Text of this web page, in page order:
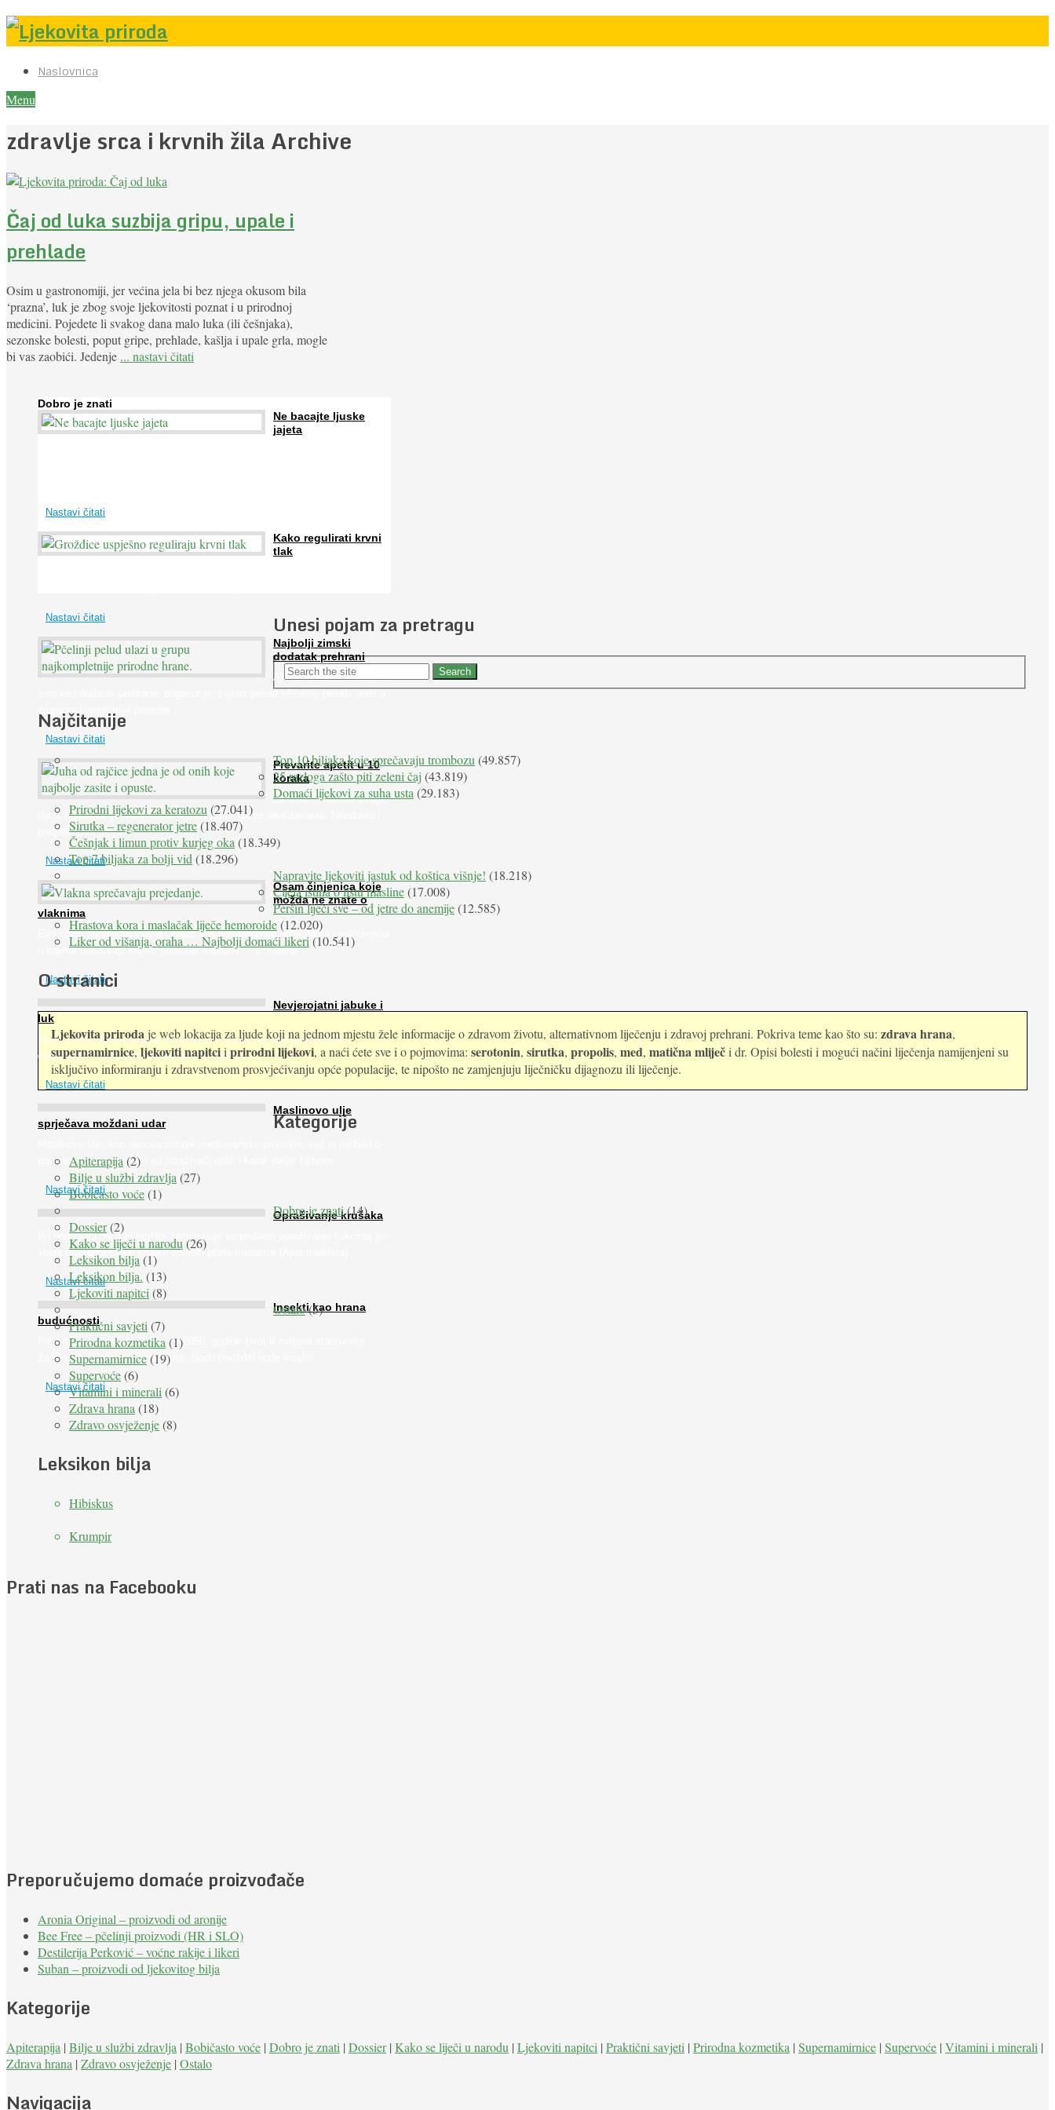
Naslovnica
Menu
zdravlje srca i krvnih žila Archive
Čaj od luka suzbija gripu, upale i
prehlade
Osim u gastronomiji, jer većina jela bi bez njega okusom bila
‘prazna’, luk je zbog svoje ljekovitosti poznat i u prirodnoj
medicini. Pojedete li svakog dana malo luka (ili češnjaka),
sezonske bolesti, poput gripe, prehlade, kašlja i upale grla, mogle
bi vas zaobići. Jedenje ... nastavi čitati
Dobro je znati
Ne bacajte ljuske
jajeta
Nastavi čitati
Kako regulirati krvni
tlak
Nastavi čitati
Najbolji zimski
dodatak prehrani
Ako se pitate što nabaviti
grupu najkompletnije prirodne ...
Nastavi čitati
Prevarite apetit u 10
koraka
Želudac teško trpi stroge
dijete i gladovanje, no srećom po nas može ga se lako zavarati. Nezdravu i
pretjeranu želju ...
Nastavi čitati
Osam činjenica koje
možda ne znate o
vlaknima
Evo zašto su vlakna važna i zašto nas bombardiraju reklamama i pakiranjima
u kojima obećavaju najviši postotak vlakana ... 1. Vlakna ...
Nastavi čitati
Nevjerojatni jabuke i
luk
Muče li vas tegobe vezane uz srce, oči i živce, od kojih pati većina
dijabetičara u kasnijem stadiju bolesti, jabuke ...
Nastavi čitati
Maslinovo ulje
sprječava moždani udar
poznato. Ipak, francuski su istraživači otišli i korak dalje. Njihovo ...
Nastavi čitati
Oprašivanje krušaka
Pri podizanju nasada kruške zanemaruje se problem oprašivanja kukcima jer
vlada uvjerenje da će krušku oprašiti pčele medarice (Apis mellifera). ...
Nastavi čitati
Insekti kao hrana
budućnosti
Prema predviđanjima FAO-a do 2050. godine život 9 milijardi stanovnika
Zemlje bit će ugrožen zbog gladi. Nadu (možda) nude insekti. ...
Nastavi čitati
Unesi pojam za pretragu
Najčitanije
Top 10 biljaka koje sprečavaju trombozu (49.857)
25 razloga zašto piti zeleni čaj (43.819)
Domaći lijekovi za suha usta (29.183)
Prirodni lijekovi za keratozu (27.041)
Sirutka – regenerator jetre(18.407)
Češnjak i limun protiv kurjeg oka (18.349)
Top 7 biljaka za bolji vid (18.296)
Napravite ljekoviti jastuk od koštica višnje! (18.218)
Cijela istina o listu masline(17.008)
Peršin liječi sve – od jetre do anemije(12.585)
Hrastova kora i maslačak liječe hemoroide(12.020)
Liker od višanja, oraha … Najbolji domaći likeri (10.541)
O stranici
Ljekovita prirodaje web lokacija za ljude koji na jednom mjestu žele informacije o zdravom životu, alternativnom liječenju i zdravoj prehrani. Pokriva teme kao što su: zdrava hrana,
supernamirnice,ljekoviti napitciiprirodni lijekovi, a naći ćete sve i o pojmovima: serotonin, sirutka, propolis, med, matična mliječi dr. Opisi bolesti i mogući načini liječenja namijenjeni su
isključivo informiranju i zdravstvenom prosvjećivanju opće populacije, te nipošto ne zamjenjuju liječničku dijagnozu ili liječenje.
Kategorije
Apiterapija (2)
Bilje u službi zdravlja (27)
Bobičasto voće(1)
Dobro je znati(14)
Dossier(2)
Kako se liječi u narodu (26)
Leksikon bilja (1)
Leksikon bilja. (13)
Ljekoviti napitci (8)
Ostalo(5)
Praktični savjeti (7)
Prirodna kozmetika (1)
Supernamirnice(19)
Supervoće(6)
Vitamini i minerali (6)
Zdrava hrana (18)
Zdravo osvježenje(8)
Leksikon bilja
Hibiskus
Krumpir
Prati nas na Facebooku
Preporučujemo domaće proizvođače
Aronia Original – proizvodi od aronije
Bee Free – pčelinji proizvodi (HR i SLO)
Destilerija Perković – voćne rakije i likeri
Suban – proizvodi od ljekovitog bilja
Kategorije
Apiterapija | Bilje u službi zdravlja | Bobičasto voće | Dobro je znati | Dossier| Kako se liječi u narodu | Ljekoviti napitci | Praktični savjeti | Prirodna kozmetika | Supernamirnice | Supervoće | Vitamini i minerali |
Zdrava hrana | Zdravo osvježenje | Ostalo
Navigacija